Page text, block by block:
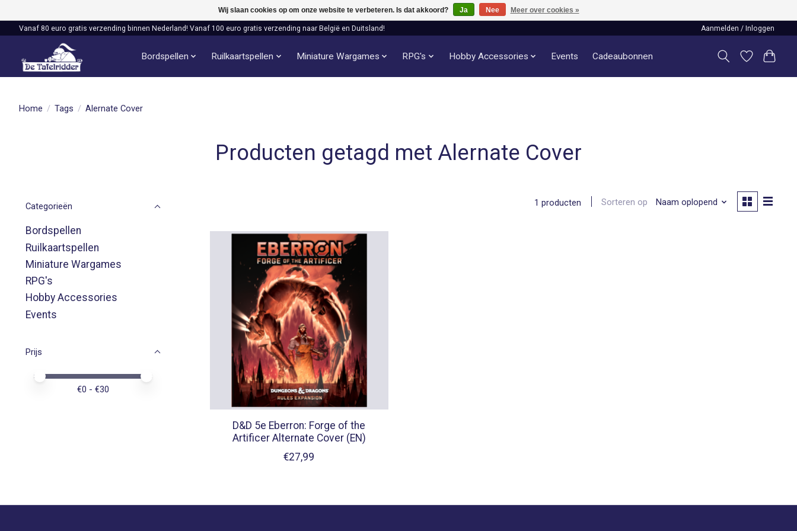
Vanaf 80 euro gratis verzending binnen Nederland! Vanaf 100 euro gratis verzending naar België en Duitsland! Aanmelden / Inloggen
Bordspellen Ruilkaartspellen Miniature Wargames RPG's Hobby Accessories Events Cadeaubonnen
Home / Tags / Alernate Cover
Producten getagd met Alernate Cover
Categorieën
Bordspellen
Ruilkaartspellen
Miniature Wargames
RPG's
Hobby Accessories
Events
Prijs
Minimale prijswaarde
Price maximum value
€0 - €30
1 producten Sorteren op Naam oplopend
D&D 5e Eberron: Forge of the
Artificer Alternate Cover (EN)
€27,99
Wij slaan cookies op om onze website te verbeteren. Is dat akkoord? Ja Nee Meer over cookies »